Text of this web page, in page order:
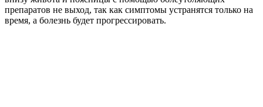
препаратов не выход, так как симптомы устранятся только на
время, а болезнь будет прогрессировать.